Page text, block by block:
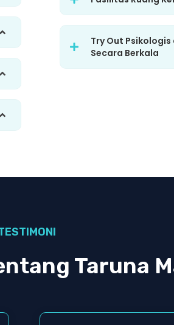
Try Out
Secara Berkala
Taruna